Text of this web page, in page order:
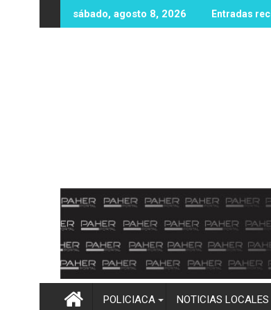
al
sábado, agosto 8, 2026 Entradas
sujeto asalta banco en el sector Valle de Culiacán
Eclipses y embarazo: entre
POLICIACA NOTICIAS LOCALES